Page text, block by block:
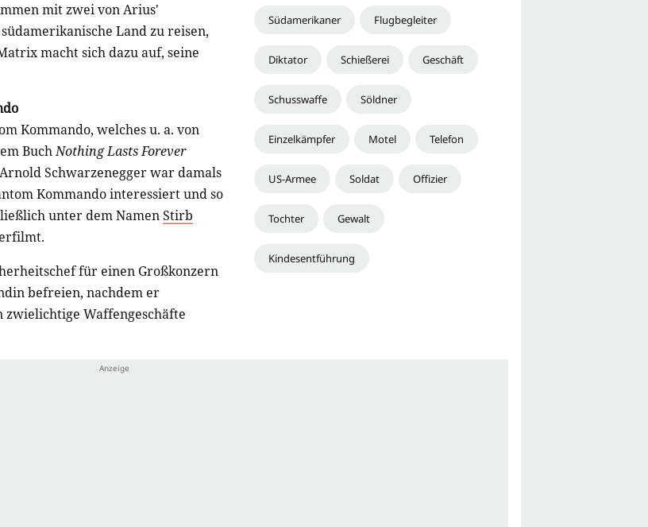
mit zwei von Arius'
Land zu reisen,
macht sich dazu auf, seine
Kommando, welches u. a. von
BuchNothing Lasts Forever
Schwarzenegger war damals
Kommando interessiert und so
unter dem NamenStirb
für einen Großkonzern
befreien, nachdem er
Waffengeschäfte
Südamerikaner Flugbegleiter
Diktator Schießerei Geschäft
Schusswaffe Söldner
Einzelkämpfer Motel Telefon
US-Armee Soldat Offizier
Tochter Gewalt
Kindesentführung